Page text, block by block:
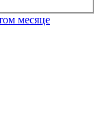
месяце